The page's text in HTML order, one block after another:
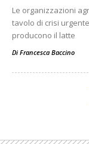
Le organizzazioni
tavolo di crisi
producono il latte
Di Francesca Baccino